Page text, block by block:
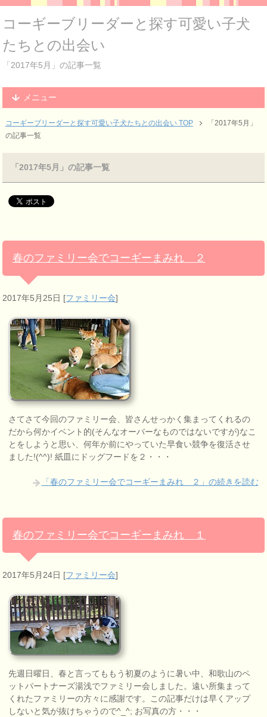
コーギーブリーダーと探す可愛い子犬
たちとの出会い
「2017年5月」の記事一覧
メニュー
コーギーブリーダーと探す可愛い子犬たちとの出会い TOP
「2017年5月」
の記事一覧
「2017年5月」の記事一覧
春のファミリー会でコーギーまみれ ２
2017年5月25日 [ファミリー会]
さてさて今回のファミリー会、皆さんせっかく集まってくれるの
だから何かイベント的(そんなオーバーなものではないですが)なこ
とをしようと思い、何年か前にやっていた早食い競争を復活させ
ました!(^^)! 紙皿にドッグフードを２・・・
「春のファミリー会でコーギーまみれ ２」の続きを読む
春のファミリー会でコーギーまみれ １
2017年5月24日 [ファミリー会]
先週日曜日、春と言ってももう初夏のように暑い中、和歌山のペ
ットパートナーズ湯浅でファミリー会しました。遠い所集まって
くれたファミリーの方々に感謝です。この記事だけは早くアップ
しないと気が抜けちゃうので^_^; お写真の方・・・